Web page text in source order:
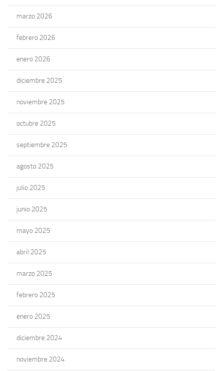
marzo 2026
febrero 2026
enero 2026
diciembre 2025
noviembre 2025
octubre 2025
septiembre 2025
agosto 2025
julio 2025
junio 2025
mayo 2025
abril 2025
marzo 2025
febrero 2025
enero 2025
diciembre 2024
noviembre 2024